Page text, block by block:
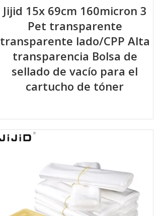
Jijid 15x 69cm 160micron 3
Pet transparente
transparente lado/CPP Alta
transparencia Bolsa de
sellado de vacío para el
cartucho de tóner